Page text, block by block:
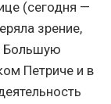
(сегодня —
зрение,
Большую
Петриче и в